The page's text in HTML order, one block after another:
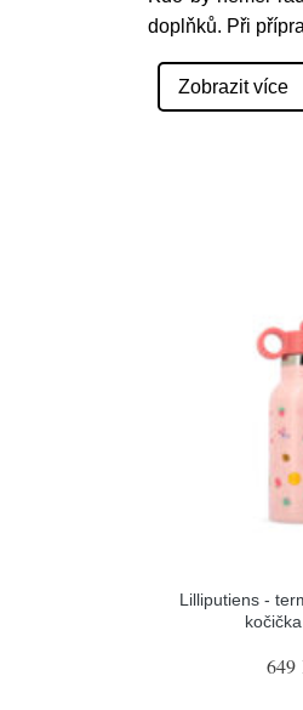
doplňků. Při
Zobrazit více
Lilliputiens -
649